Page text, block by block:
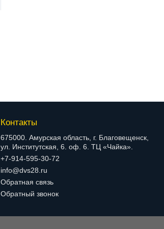
Контакты
675000. Амурская область, г. Благовещенск,
ул. Институтская, 6. оф. 6. ТЦ «Чайка».
+7-914-595-30-72
info@dvs28.ru
Обратная связь
Обратный звонок